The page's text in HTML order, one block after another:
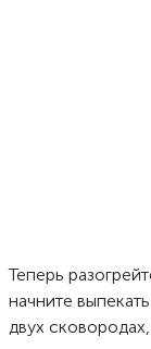
Теперь
начните
двух